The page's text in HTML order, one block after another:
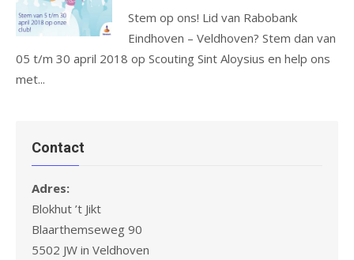
Stem op ons! Lid van Rabobank
Eindhoven – Veldhoven? Stem dan van
05 t/m 30 april 2018 op Scouting Sint Aloysius en help ons
met...
Contact
Adres:
Blokhut ’t Jikt
Blaarthemseweg 90
5502 JW in Veldhoven